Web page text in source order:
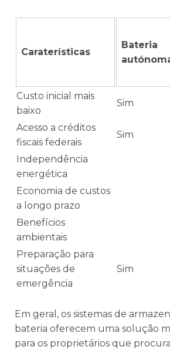
Caraterísticas
Bateria
Custo inicial mais
baixo
Sim
Acesso a créditos
fiscais federais
Sim
Independência
energética
Economia de custos
a longo prazo
Benefícios
ambientais
Preparação para
situações de
emergência
Sim
Em geral, os sistemas de
bateria oferecem uma solução
para os proprietários que